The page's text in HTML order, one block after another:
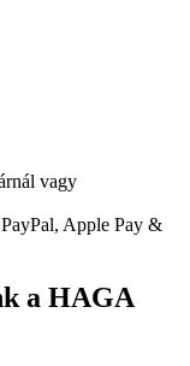
vagy
Apple Pay &
a HAGA